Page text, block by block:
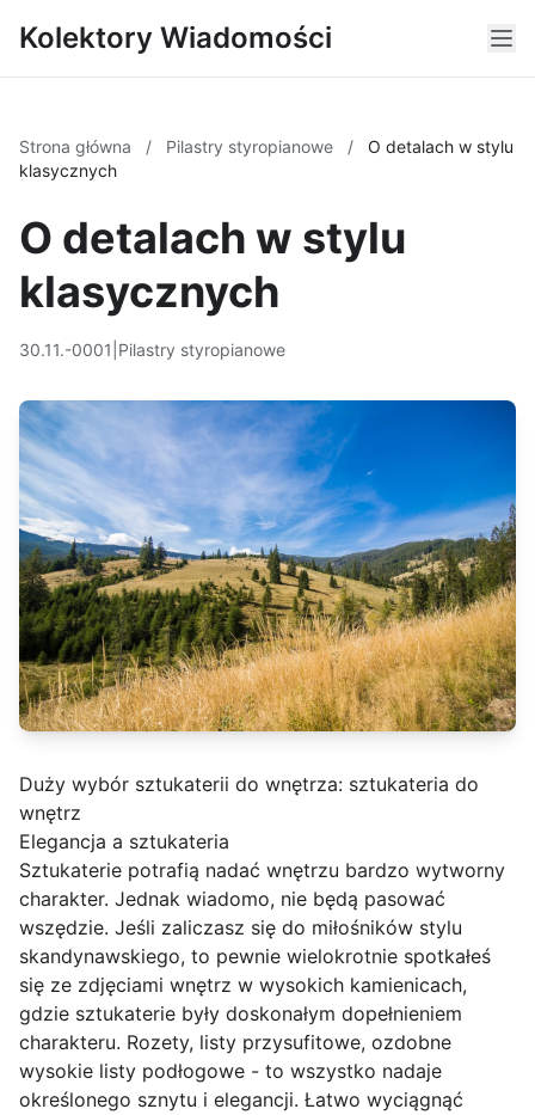
Kolektory Wiadomości
Strona główna / Pilastry styropianowe /
O detalach w stylu
klasycznych
O detalach w stylu
klasycznych
30.11.-0001 Pilastry styropianowe
Duży wybór sztukaterii do wnętrza: sztukateria do
wnętrz
Elegancja a sztukateria
Sztukaterie potrafią nadać wnętrzu bardzo wytworny
charakter. Jednak wiadomo, nie będą pasować
wszędzie. Jeśli zaliczasz się do miłośników stylu
skandynawskiego, to pewnie wielokrotnie spotkałeś
się ze zdjęciami wnętrz w wysokich kamienicach,
gdzie sztukaterie były doskonałym dopełnieniem
charakteru. Rozety, listy przysufitowe, ozdobne
wysokie listy podłogowe - to wszystko nadaje
określonego sznytu i elegancji. Łatwo wyciągnąć